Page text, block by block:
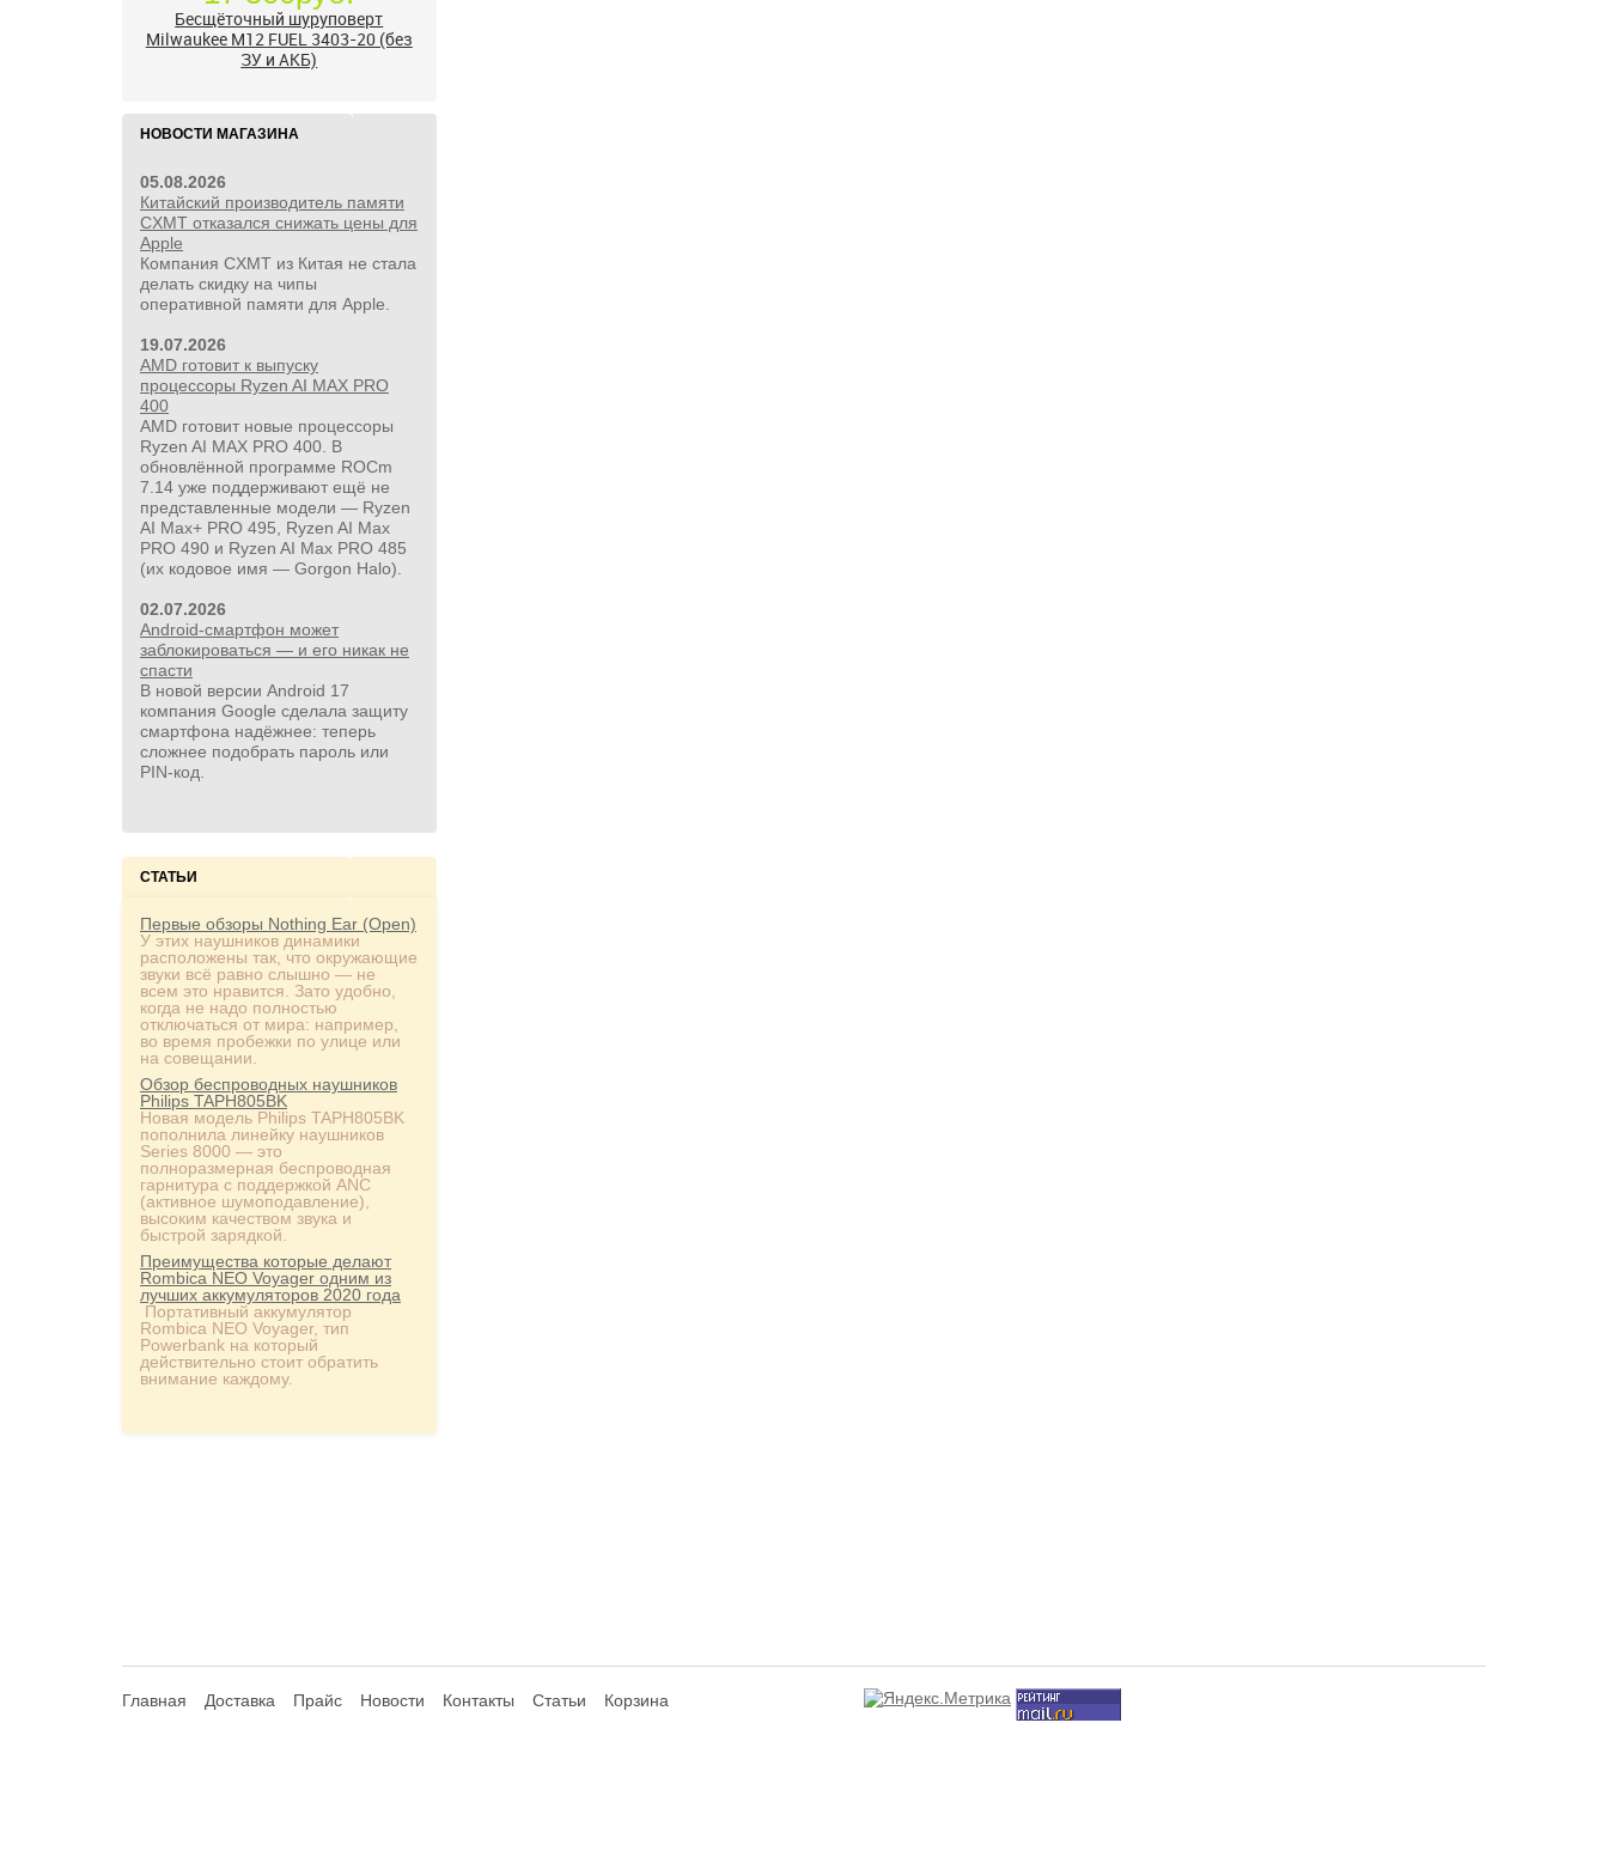
УШМ болгарка Milwaukee M18
FUEL 2888-20 125 мм, красный
НОВОСТИ МАГАЗИНА
05.08.2026
Китайский производитель памяти
CXMT отказался снижать цены для
Apple
Компания CXMT из Китая не стала
делать скидку на чипы
оперативной памяти для Apple.
19.07.2026
AMD готовит к выпуску
процессоры Ryzen AI MAX PRO
400
AMD готовит новые процессоры
Ryzen AI MAX PRO 400. В
обновлённой программе ROCm
7.14 уже поддерживают ещё не
представленные модели — Ryzen
AI Max+ PRO 495, Ryzen AI Max
PRO 490 и Ryzen AI Max PRO 485
(их кодовое имя — Gorgon Halo).
02.07.2026
Android-смартфон может
заблокироваться — и его никак не
спасти
В новой версии Android 17
компания Google сделала защиту
смартфона надёжнее: теперь
сложнее подобрать пароль или
PIN‑код.
СТАТЬИ
Первые обзоры Nothing Ear (Open)
У этих наушников динамики
расположены так, что окружающие
звуки всё равно слышно — не
всем это нравится. Зато удобно,
когда не надо полностью
отключаться от мира: например,
во время пробежки по улице или
на совещании.
Обзор беспроводных наушников
Philips TAPH805BK
Новая модель Philips TAPH805BK
пополнила линейку наушников
Series 8000 — это
полноразмерная беспроводная
гарнитура с поддержкой ANC
(активное шумоподавление),
высоким качеством звука и
быстрой зарядкой.
Преимущества которые делают
Rombica NEO Voyager одним из
лучших аккумуляторов 2020 года
Портативный аккумулятор
Rombica NEO Voyager, тип
Powerbank на который
действительно стоит обратить
внимание каждому.
Главная Доставка Прайс Новости Контакты Статьи Корзина